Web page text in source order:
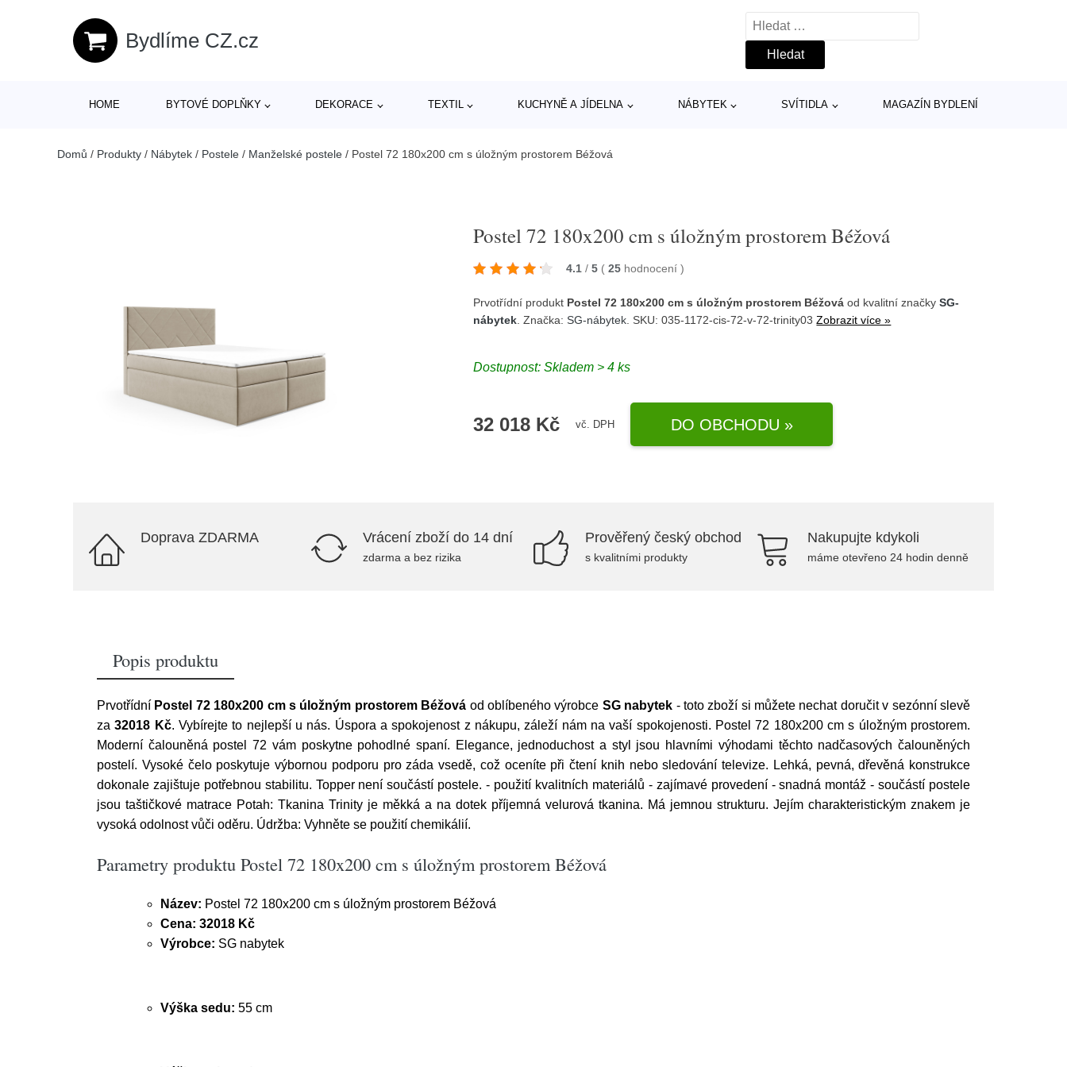
Bydlíme CZ.cz
Vyhledávání
HOME BYTOVÉ DOPLŇKY DEKORACE TEXTIL KUCHYNĚ A JÍDELNA NÁBYTEK SVÍTIDLA MAGAZÍN BYDLENÍ
Domů / Produkty / Nábytek / Postele / Manželské postele / Postel 72 180x200 cm s úložným prostorem Béžová
Postel 72 180x200 cm s úložným prostorem Béžová
4.1 / 5 ( 25 hodnocení)
Prvotřídní produkt Postel 72 180x200 cm s úložným prostorem Béžová od kvalitní značkySG-
nábytek . Značka:SG-nábytek . SKU: 035-1172-cis-72-v-72-trinity03Zobrazit více »
Dostupnost:Skladem > 4 ks
32 018 Kč vč. DPH DO OBCHODU »
Doprava ZDARMA Vrácení zboží do 14 dní
zdarma a bez rizika
Prověřený český obchod
s kvalitními produkty
Nakupujte kdykoli
máme otevřeno 24 hodin denně
Popis produktu
Prvotřídní Postel 72 180x200 cm s úložným prostorem Béžová od oblíbeného výrobce SG nabytek - toto zboží si můžete nechat doručit v sezónní slevě
za32018 Kč. Vybírejte to nejlepší u nás. Úspora a spokojenost z nákupu, záleží nám na vaší spokojenosti. Postel 72 180x200 cm s úložným prostorem.
Moderní čalouněná postel 72 vám poskytne pohodlné spaní. Elegance, jednoduchost a styl jsou hlavními výhodami těchto nadčasových čalouněných
postelí. Vysoké čelo poskytuje výbornou podporu pro záda vsedě, což oceníte při čtení knih nebo sledování televize. Lehká, pevná, dřevěná konstrukce
dokonale zajištuje potřebnou stabilitu. Topper není součástí postele. - použití kvalitních materiálů - zajímavé provedení - snadná montáž - součástí postele
jsou taštičkové matrace Potah: Tkanina Trinity je měkká a na dotek příjemná velurová tkanina. Má jemnou strukturu. Jejím charakteristickým znakem je
vysoká odolnost vůči oděru. Údržba: Vyhněte se použití chemikálií.
Parametry produktu Postel 72 180x200 cm s úložným prostorem Béžová
Název: Postel 72 180x200 cm s úložným prostorem Béžová
Cena: 32018 Kč
Výrobce: SG nabytek
Výška sedu: 55 cm